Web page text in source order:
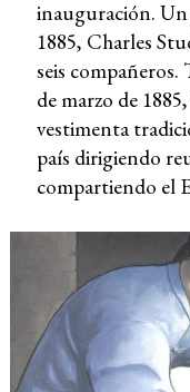
inauguración. Un
1885, Charles
seis
de marzo de
vestimenta
país dirigiendo
compartiendo el